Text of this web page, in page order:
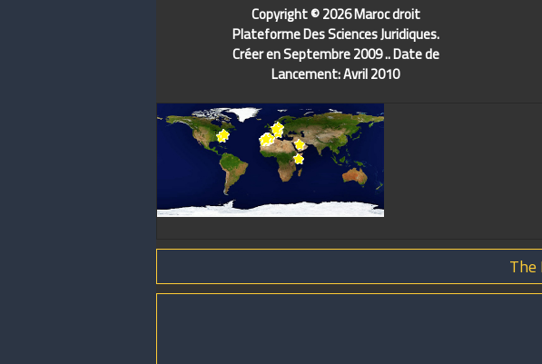
Copyright © 2026 Maroc droit
Plateforme Des Sciences Juridiques.
Créer en Septembre 2009 .. Date de
Lancement: Avril 2010